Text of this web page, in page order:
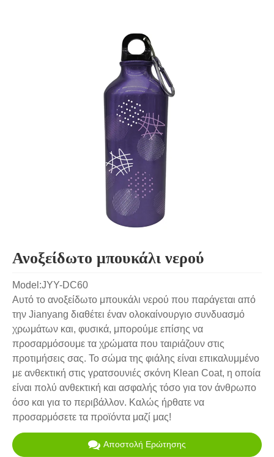
Ανοξείδωτο μπουκάλι νερού
Model:JYY-DC60
Αυτό το ανοξείδωτο μπουκάλι νερού που παράγεται από
την Jianyang διαθέτει έναν ολοκαίνουργιο συνδυασμό
χρωμάτων και, φυσικά, μπορούμε επίσης να
προσαρμόσουμε τα χρώματα που ταιριάζουν στις
προτιμήσεις σας. Το σώμα της φιάλης είναι επικαλυμμένο
με ανθεκτική στις γρατσουνιές σκόνη Klean Coat, η οποία
είναι πολύ ανθεκτική και ασφαλής τόσο για τον άνθρωπο
όσο και για το περιβάλλον. Καλώς ήρθατε να
προσαρμόσετε τα προϊόντα μαζί μας!
Αποστολή Ερώτησης